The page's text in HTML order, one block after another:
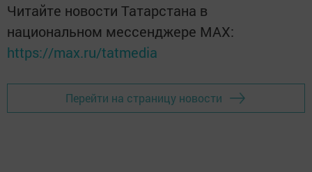
Читайте новости Татарстана в
национальном мессенджере MАХ:
https://max.ru/tatmedia
Перейти на страницу новости